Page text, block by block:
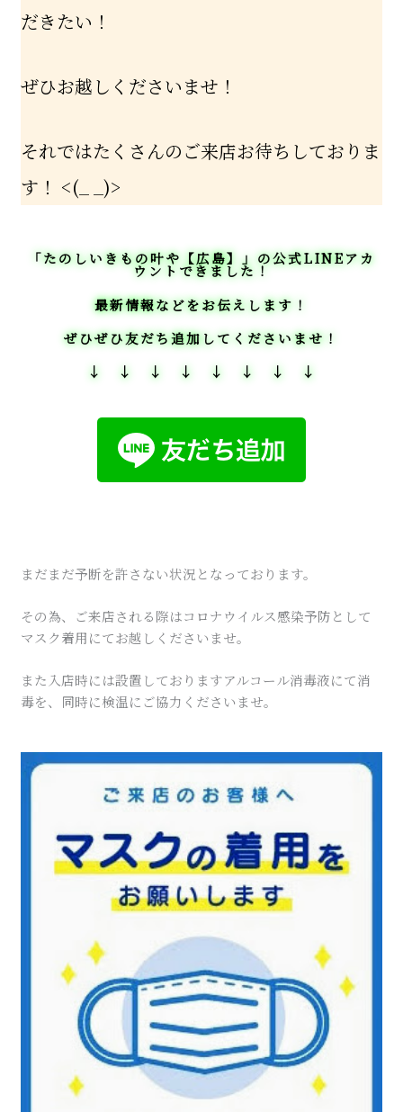
だきたい！
ぜひお越しくださいませ！
それではたくさんのご来店お待ちしておりま
す！ <(_ _)>
「たのしいきもの叶や【広島】」の公式LINEアカ
ウントできました！
最新情報などをお伝えします！
ぜひぜひ友だち追加してくださいませ！
↓ ↓ ↓ ↓ ↓ ↓ ↓ ↓
まだまだ予断を許さない状況となっております。
その為、ご来店される際はコロナウイルス感染予防として
マスク着用にてお越しくださいませ。
また入店時には設置しておりますアルコール消毒液にて消
毒を、同時に検温にご協力くださいませ。